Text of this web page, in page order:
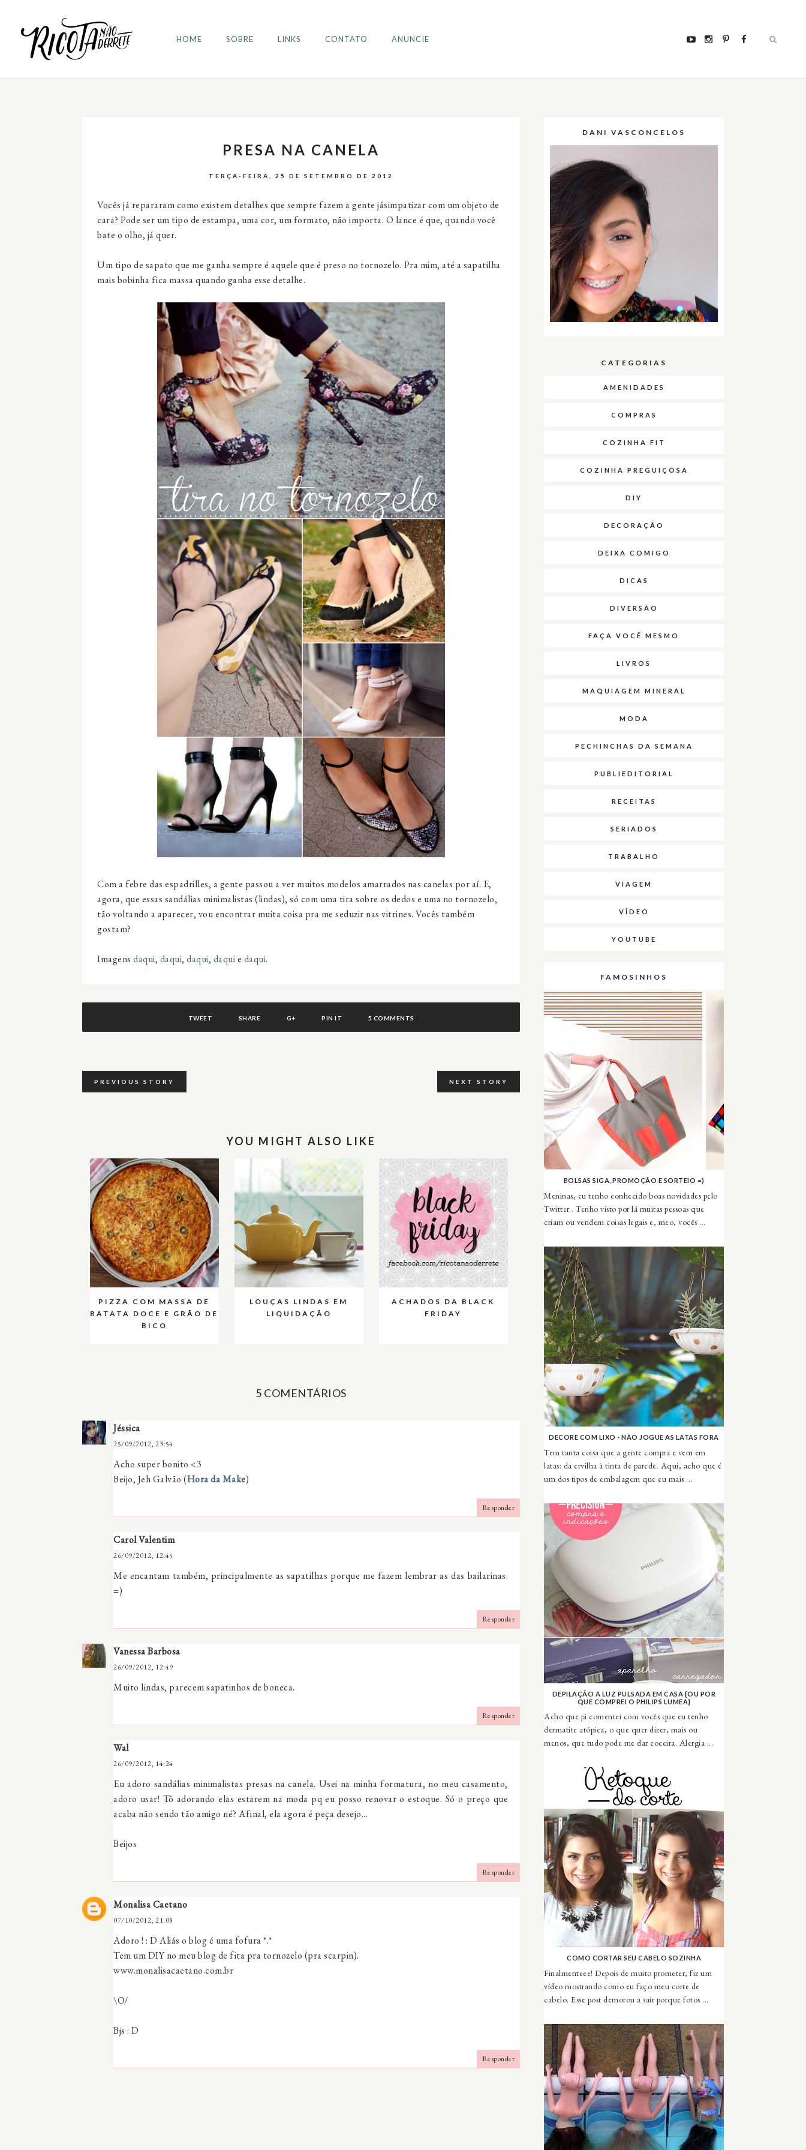
HOME SOBRE LINKS CONTATO ANUNCIE
PRESA NA CANELA
TERÇA-FEIRA, 25 DE SETEMBRO DE 2012
Vocês já repararam como existem detalhes que sempre fazem a gente jásimpatizar com um objeto de
cara? Pode ser um tipo de estampa, uma cor, um formato, não importa. O lance é que, quando você
bate o olho, já quer.
Um tipo de sapato que me ganha sempre é aquele que é preso no tornozelo. Pra mim, até a sapatilha
mais bobinha fica massa quando ganha esse detalhe.
Com a febre das espadrilles, a gente passou a ver muitos modelos amarrados nas canelas por aí. E,
agora, que essas sandálias minimalistas (lindas), só com uma tira sobre os dedos e uma no tornozelo,
tão voltando a aparecer, vou encontrar muita coisa pra me seduzir nas vitrines. Vocês também
gostam?
Imagens daqui, daqui, daqui, daquie daqui.
TWEET SHARE G+ PIN IT 5 COMMENTS
PREVIOUS STORY NEXT STORY
YOU MIGHT ALSO LIKE
PIZZA COM MASSA DE
BATATA DOCE E GRÃO DE
BICO
LOUÇAS LINDAS EM
LIQUIDAÇÃO
ACHADOS DA BLACK
FRIDAY
5 COMENTÁRIOS
Jéssica
25/09/2012, 23:54
Acho super bonito <3
Beijo, Jeh Galvão (Hora da Make)
Responder
Carol Valentim
26/09/2012, 12:45
Me encantam também, principalmente as sapatilhas porque me fazem lembrar as das bailarinas.
=)
Responder
Vanessa Barbosa
26/09/2012, 12:49
Muito lindas, parecem sapatinhos de boneca.
Responder
Wal
26/09/2012, 14:24
Eu adoro sandálias minimalistas presas na canela. Usei na minha formatura, no meu casamento,
adoro usar! Tô adorando elas estarem na moda pq eu posso renovar o estoque. Só o preço que
acaba não sendo tão amigo né? Afinal, ela agora é peça desejo...
Beijos
Responder
Monalisa Caetano
07/10/2012, 21:08
Adoro ! : D Aliás o blog é uma fofura *.*
Tem um DIY no meu blog de fita pra tornozelo (pra scarpin).
www.monalisacaetano.com.br
\O/
Bjs : D
Responder
DANI VASCONCELOS
CATEGORIAS
AMENIDADES
COMPRAS
COZINHA FIT
COZINHA PREGUIÇOSA
DIY
DECORAÇÃO
DEIXA COMIGO
DICAS
DIVERSÃO
FAÇA VOCÊ MESMO
LIVROS
MAQUIAGEM MINERAL
MODA
PECHINCHAS DA SEMANA
PUBLIEDITORIAL
RECEITAS
SERIADOS
TRABALHO
VIAGEM
VÍDEO
YOUTUBE
FAMOSINHOS
BOLSAS SIGA, PROMOÇÃO E SORTEIO =)
Meninas, eu tenho conhecido boas novidades pelo
Twitter . Tenho visto por lá muitas pessoas que
criam ou vendem coisas legais e, meo, vocês ...
DECORE COM LIXO - NÃO JOGUE AS LATAS FORA
Tem tanta coisa que a gente compra e vem em
latas: da ervilha à tinta de parede. Aqui, acho que é
um dos tipos de embalagem que eu mais ...
DEPILAÇÃO A LUZ PULSADA EM CASA {OU POR
QUE COMPREI O PHILIPS LUMEA}
Acho que já comentei com vocês que eu tenho
dermatite atópica, o que quer dizer, mais ou
menos, que tudo pode me dar coceira. Alergia ...
COMO CORTAR SEU CABELO SOZINHA
Finalmenteee! Depois de muito prometer, fiz um
vídeo mostrando como eu faço meu corte de
cabelo. Esse post demorou a sair porque fotos ...